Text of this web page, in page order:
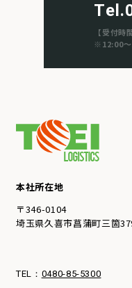
Tel.
【受付
※12:00～
本社所在地
〒346-0104
埼⽟県久喜市菖蒲町三箇
TEL： 0480-85-5300